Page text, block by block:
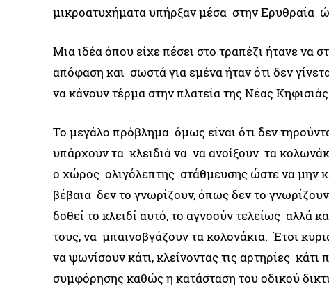
μικροατυχήματα υπήρξαν μέσα στην Ερυθραία
Μια ιδέα όπου είχε πέσει στο τραπέζι ήτανε να
απόφαση και σωστά για εμένα ήταν ότι δεν
να κάνουν τέρμα στην πλατεία της Νέας
Το μεγάλο πρόβλημα όμως είναι ότι δεν
υπάρχουν τα κλειδιά να να ανοίξουν τα
ο χώρος ολιγόλεπτης στάθμευσης ώστε να μην
βέβαια δεν το γνωρίζουν, όπως δεν το
δοθεί το κλειδί αυτό, το αγνοούν τελείως αλλά
τους, να μπαινοβγάζουν τα κολονάκια. Έτσι
να ψωνίσουν κάτι, κλείνοντας τις αρτηρίες
συμφόρησης καθώς η κατάσταση του οδικού